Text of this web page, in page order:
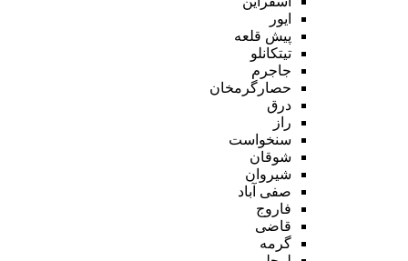
ایور
پیش قلعه
تیتکانلو
جاجرم
حصارگرمخان
درق
راز
سنخواست
شوقان
شیروان
صفی آباد
فاروج
قاضی
گرمه